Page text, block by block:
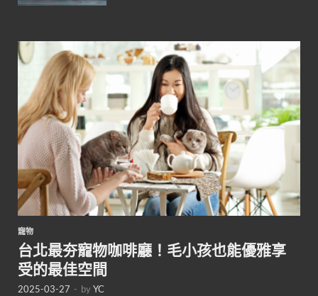
寵物
台北最夯寵物咖啡廳！毛小孩也能優雅享
受的最佳空間
2025-03-27 - byYC